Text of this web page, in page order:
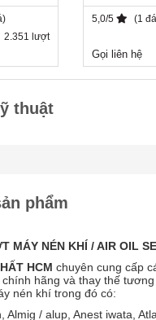
1182
2.351 lượt
5,0/5
(1
Gọi liên hệ
thuật
phẩm
MÁY NÉN KHÍ / AIR OIL
HCM chuyên cung cấp
hãng và thay thế
nén khí trong đó có:
Almig / alup, Anest iwata,